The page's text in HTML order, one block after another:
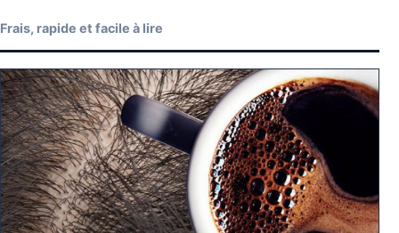
Frais, rapide et facile à lire